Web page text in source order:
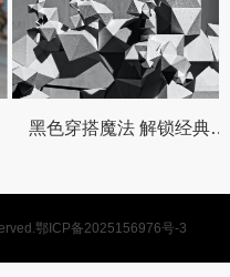
黑色穿搭魔法 解锁经典色的时髦配方
鄂ICP备2025156976号-3